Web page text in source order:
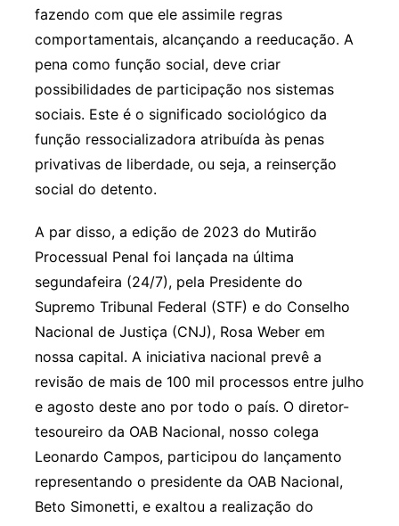
fazendo com que ele assimile regras
comportamentais, alcançando a reeducação. A
pena como função social, deve criar
possibilidades de participação nos sistemas
sociais. Este é o significado sociológico da
função ressocializadora atribuída às penas
privativas de liberdade, ou seja, a reinserção
social do detento.
A par disso, a edição de 2023 do Mutirão
Processual Penal foi lançada na última
segundafeira (24/7), pela Presidente do
Supremo Tribunal Federal (STF) e do Conselho
Nacional de Justiça (CNJ), Rosa Weber em
nossa capital. A iniciativa nacional prevê a
revisão de mais de 100 mil processos entre julho
e agosto deste ano por todo o país. O diretor-
tesoureiro da OAB Nacional, nosso colega
Leonardo Campos, participou do lançamento
representando o presidente da OAB Nacional,
Beto Simonetti, e exaltou a realização do